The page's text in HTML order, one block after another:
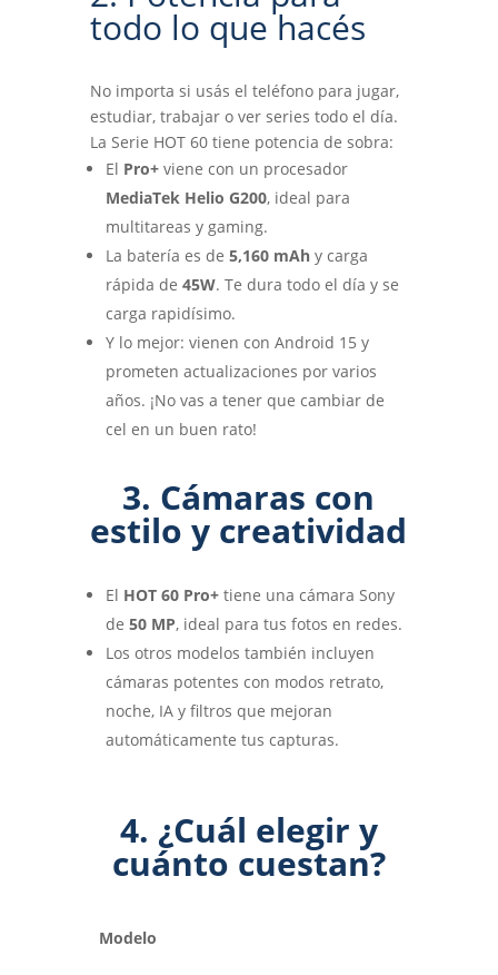
todo lo que hacés
No importa si usás el teléfono para jugar,
estudiar, trabajar o ver series todo el día.
La Serie HOT 60 tiene potencia de sobra:
El Pro+viene con un procesador
MediaTek Helio G200, ideal para
multitareas y gaming.
La batería es de 5,160 mAhy carga
rápida de 45W. Te dura todo el día y se
carga rapidísimo.
Y lo mejor: vienen con Android 15 y
prometen actualizaciones por varios
años. ¡No vas a tener que cambiar de
cel en un buen rato!
3. Cámaras con
estilo y creatividad
El HOT 60 Pro+tiene una cámara Sony
de 50 MP, ideal para tus fotos en redes.
Los otros modelos también incluyen
cámaras potentes con modos retrato,
noche, IA y filtros que mejoran
automáticamente tus capturas.
4. ¿Cuál elegir y
cuánto cuestan?
Modelo